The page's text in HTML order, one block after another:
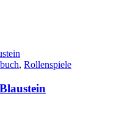
, Rollenspiele